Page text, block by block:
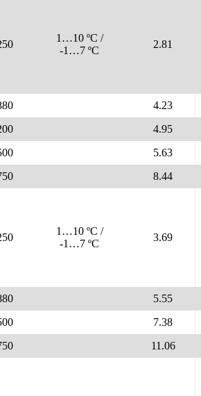
1…10 ºC /
-1…7 ºC
2.81
4.23
4.95
5.63
8.44
1…10 ºC /
-1…7 ºC
3.69
5.55
7.38
11.06